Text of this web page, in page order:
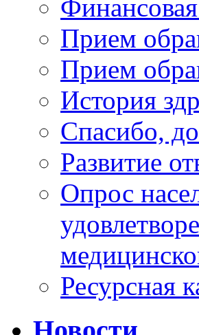
Прием
Прием
История
Спасибо,
Развитие
Опрос
Ресурсная